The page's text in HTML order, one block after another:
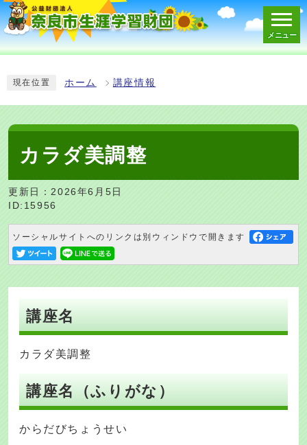
メニュー
現在位置 ホーム 講座情報
カラダ美調整
更新日：2026年6月5日
ID:15956
ソーシャルサイトへのリンクは別ウィンドウで開きます
講座名
カラダ美調整
講座名（ふりがな）
からだびちょうせい